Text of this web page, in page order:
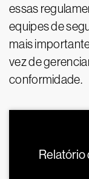
essas
equipes de
mais
vez de
conformidade.
Relatório